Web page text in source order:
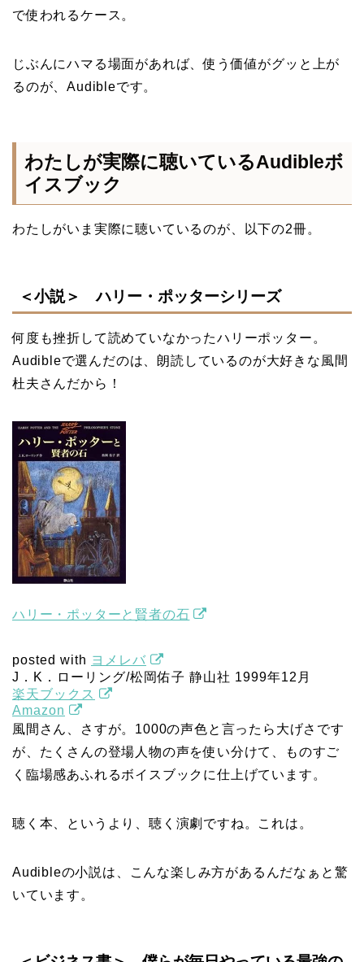
で使われるケース。
じぶんにハマる場面があれば、使う価値がグッと上が
るのが、Audibleです。
わたしが実際に聴いているAudibleボ
イスブック
わたしがいま実際に聴いているのが、以下の2冊。
＜小説＞ ハリー・ポッターシリーズ
何度も挫折して読めていなかったハリーポッター。
Audibleで選んだのは、朗読しているのが大好きな風間
杜夫さんだから！
ハリー・ポッターと賢者の石
posted with ヨメレバ
J．K．ローリング/松岡佑子 静山社 1999年12月
楽天ブックス
Amazon
風間さん、さすが。1000の声色と言ったら大げさです
が、たくさんの登場人物の声を使い分けて、ものすご
く臨場感あふれるボイスブックに仕上げています。
聴く本、というより、聴く演劇ですね。これは。
Audibleの小説は、こんな楽しみ方があるんだなぁと驚
いています。